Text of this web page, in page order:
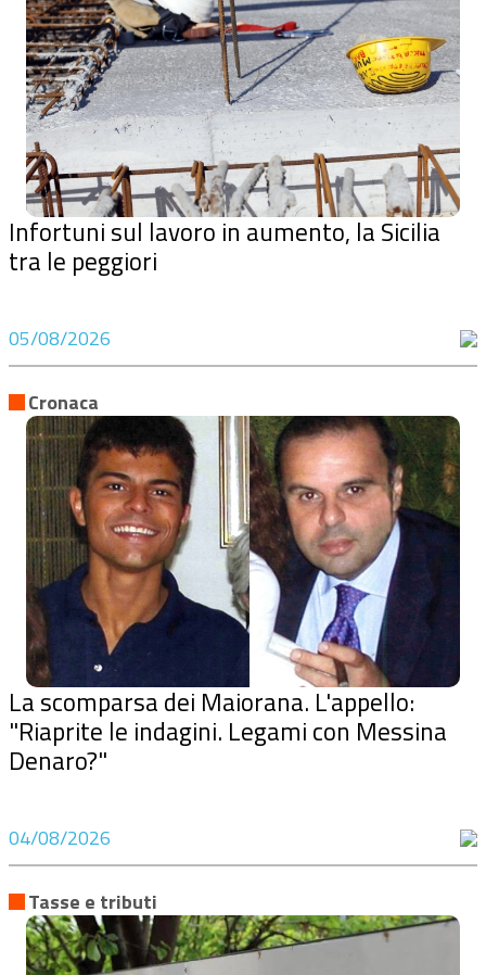
Infortuni sul lavoro in aumento, la Sicilia
tra le peggiori
05/08/2026
Cronaca
La scomparsa dei Maiorana. L'appello:
"Riaprite le indagini. Legami con Messina
Denaro?"
04/08/2026
Tasse e tributi